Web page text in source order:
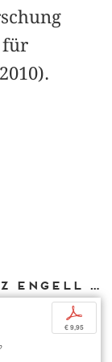
für
Weitere Texte von Lorenz Engell bei DIAPHANES
p
€ 9,95